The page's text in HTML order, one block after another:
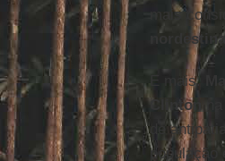
mais
nordestinas
E mais:
Clinton
de
população